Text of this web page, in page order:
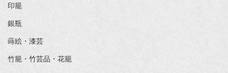
印籠
銀瓶
蒔絵・漆芸
竹籠・竹芸品・花籠